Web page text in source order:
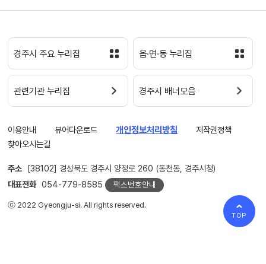
경주시 주요 누리집 읍·면·동 누리집
관련기관 누리집 경주시 배너모음
이용안내 뷰어다운로드 개인정보처리방침
저작권정책
찾아오시는길
주소 [38102] 경상북도 경주시 양정로 260 (동천동, 경주시청)
대표전화 054-779-8585 팩스번호안내
ⓒ 2022 Gyeongju-si. All rights reserved.
TOP